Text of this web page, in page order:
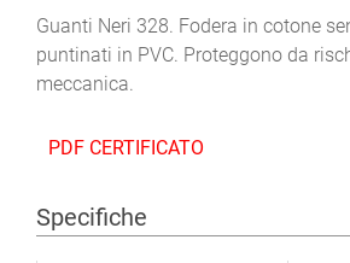
Guanti Neri 328. Fodera in cotone
puntinati in PVC. Proteggono da
meccanica.
PDF CERTIFICATO
Specifiche